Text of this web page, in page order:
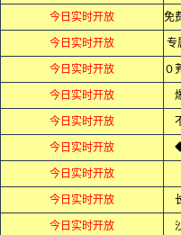
今日实时开放
今日实时开放 专
今日实时开放
今日实时开放
今日实时开放
今日实时开放
今日实时开放
今日实时开放
今日实时开放